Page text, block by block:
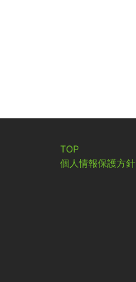
TOP
個人情報保護方針